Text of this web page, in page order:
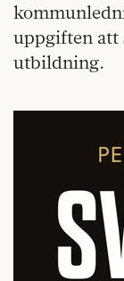
uppgiften att
utbildning.